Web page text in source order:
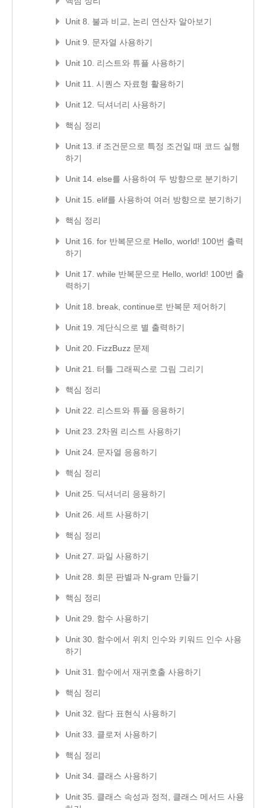
Unit 8. 불과 비교, 논리 연산자 알아보기
Unit 9. 문자열 사용하기
Unit 10. 리스트와 튜플 사용하기
Unit 11. 시퀀스 자료형 활용하기
Unit 12. 딕셔너리 사용하기
핵심 정리
Unit 13. if 조건문으로 특정 조건일 때 코드 실행
하기
Unit 14. else를 사용하여 두 방향으로 분기하기
Unit 15. elif를 사용하여 여러 방향으로 분기하기
핵심 정리
Unit 16. for 반복문으로 Hello, world! 100번 출력
하기
Unit 17. while 반복문으로 Hello, world! 100번 출
력하기
Unit 18. break, continue로 반복문 제어하기
Unit 19. 계단식으로 별 출력하기
Unit 20. FizzBuzz 문제
Unit 21. 터틀 그래픽스로 그림 그리기
핵심 정리
Unit 22. 리스트와 튜플 응용하기
Unit 23. 2차원 리스트 사용하기
Unit 24. 문자열 응용하기
핵심 정리
Unit 25. 딕셔너리 응용하기
Unit 26. 세트 사용하기
핵심 정리
Unit 27. 파일 사용하기
Unit 28. 회문 판별과 N-gram 만들기
핵심 정리
Unit 29. 함수 사용하기
Unit 30. 함수에서 위치 인수와 키워드 인수 사용
하기
Unit 31. 함수에서 재귀호출 사용하기
핵심 정리
Unit 32. 람다 표현식 사용하기
Unit 33. 클로저 사용하기
핵심 정리
Unit 34. 클래스 사용하기
Unit 35. 클래스 속성과 정적, 클래스 메서드 사용